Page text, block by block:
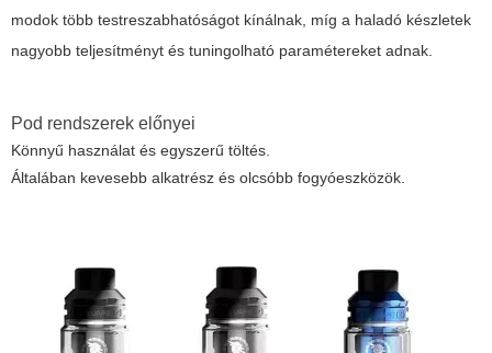
modok több testreszabhatóságot kínálnak, míg a haladó készletek
nagyobb teljesítményt és tuningolható paramétereket adnak.
Pod rendszerek előnyei
Könnyű használat és egyszerű töltés.
Általában kevesebb alkatrész és olcsóbb fogyóeszközök.